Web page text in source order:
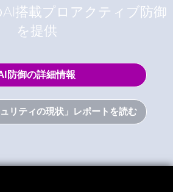
搭載プロアクティブ防御
を提供
防御の詳細情報
ュリティの現状」レポートを読む